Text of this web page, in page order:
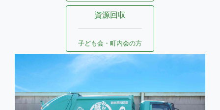
資源回収
子ども会・町内会の方